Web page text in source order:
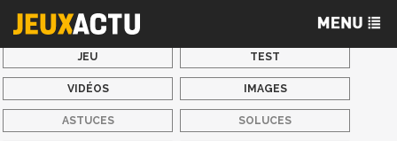
JEU TEST
VIDÉOS IMAGES
ASTUCES SOLUCES